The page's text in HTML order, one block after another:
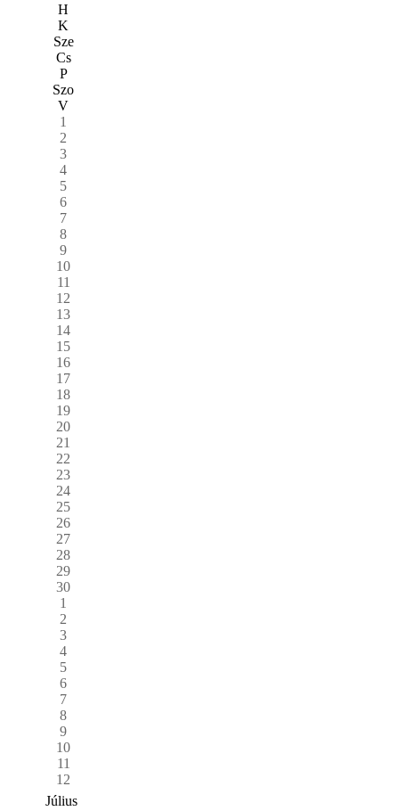
H
K
Sze
Cs
P
Szo
V
1
2
3
4
5
6
7
8
9
10
11
12
13
14
15
16
17
18
19
20
21
22
23
24
25
26
27
28
29
30
1
2
3
4
5
6
7
8
9
10
11
12
Július